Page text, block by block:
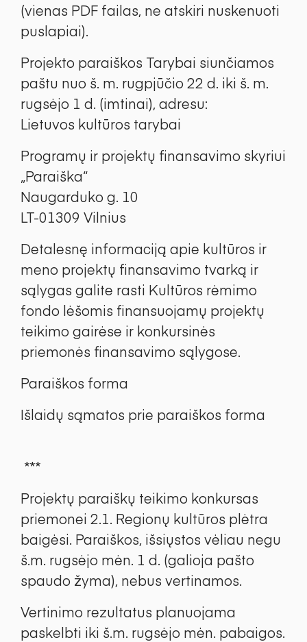
(vienas PDF failas, ne atskiri nuskenuoti
puslapiai).
Projekto paraiškos Tarybai siunčiamos
paštu nuo š. m. rugpjūčio 22 d. iki š. m.
rugsėjo 1 d. (imtinai), adresu:
Lietuvos kultūros tarybai
Programų ir projektų finansavimo skyriui
„Paraiška“
Naugarduko g. 10
LT-01309 Vilnius
Detalesnę informaciją apie kultūros ir
meno projektų finansavimo tvarką ir
sąlygas galite rasti Kultūros rėmimo
fondo lėšomis finansuojamų projektų
teikimo gairėse ir konkursinės
priemonės finansavimo sąlygose.
Paraiškos forma
Išlaidų sąmatos prie paraiškos forma
***
Projektų paraiškų teikimo konkursas
priemonei 2.1. Regionų kultūros plėtra
baigėsi. Paraiškos, išsiųstos vėliau negu
š.m. rugsėjo mėn. 1 d. (galioja pašto
spaudo žyma), nebus vertinamos.
Vertinimo rezultatus planuojama
paskelbti iki š.m. rugsėjo mėn. pabaigos.